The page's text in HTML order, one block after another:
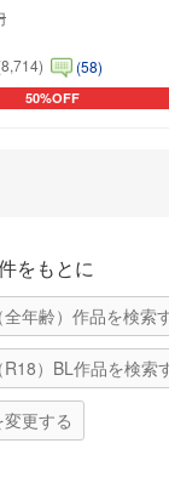
(58)
50%OFF
カートに追加
をもとに
年齢）作品を検索
）BL作品を検索
更する